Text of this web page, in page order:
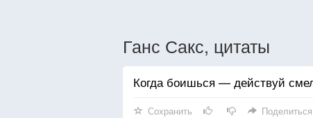
Ганс Сакс, цитаты
Когда боишься — действуй
Сохранить Поделиться